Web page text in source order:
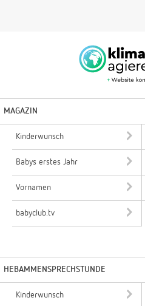
MAGAZIN
Kinderwunsch
Babys erstes Jahr
Vornamen
babyclub.tv
HEBAMMENSPRECHSTUNDE
Kinderwunsch